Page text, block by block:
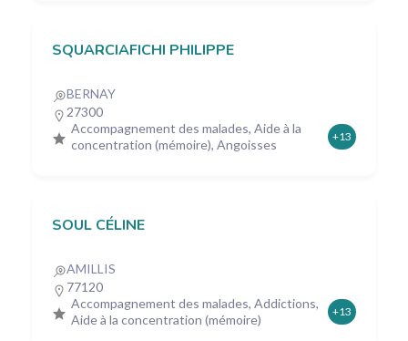
SQUARCIAFICHI PHILIPPE
BERNAY
27300
Accompagnement des malades, Aide à la
concentration (mémoire), Angoisses
+13
SOUL CÉLINE
AMILLIS
77120
Accompagnement des malades, Addictions,
Aide à la concentration (mémoire)
+13